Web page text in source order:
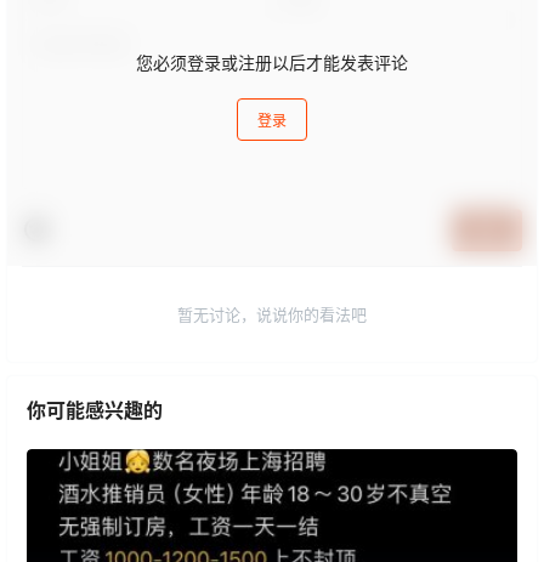
您必须登录或注册以后才能发表评论
登录
暂无讨论，说说你的看法吧
你可能感兴趣的